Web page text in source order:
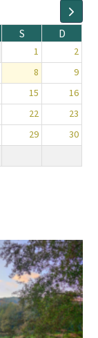
S D
1
2
8
9
15
16
22
23
29
30